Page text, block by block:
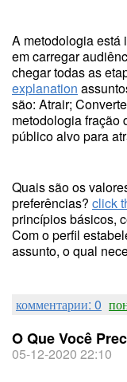
A metodologia está
em carregar
chegar todas as
explanation
são: Atrair;
metodologia fração
público alvo para
Quais são os
preferências? click
princípios básicos,
Com o perfil
assunto, o qual
комментарии: 0
O Que Você
05-12-2020 22:10